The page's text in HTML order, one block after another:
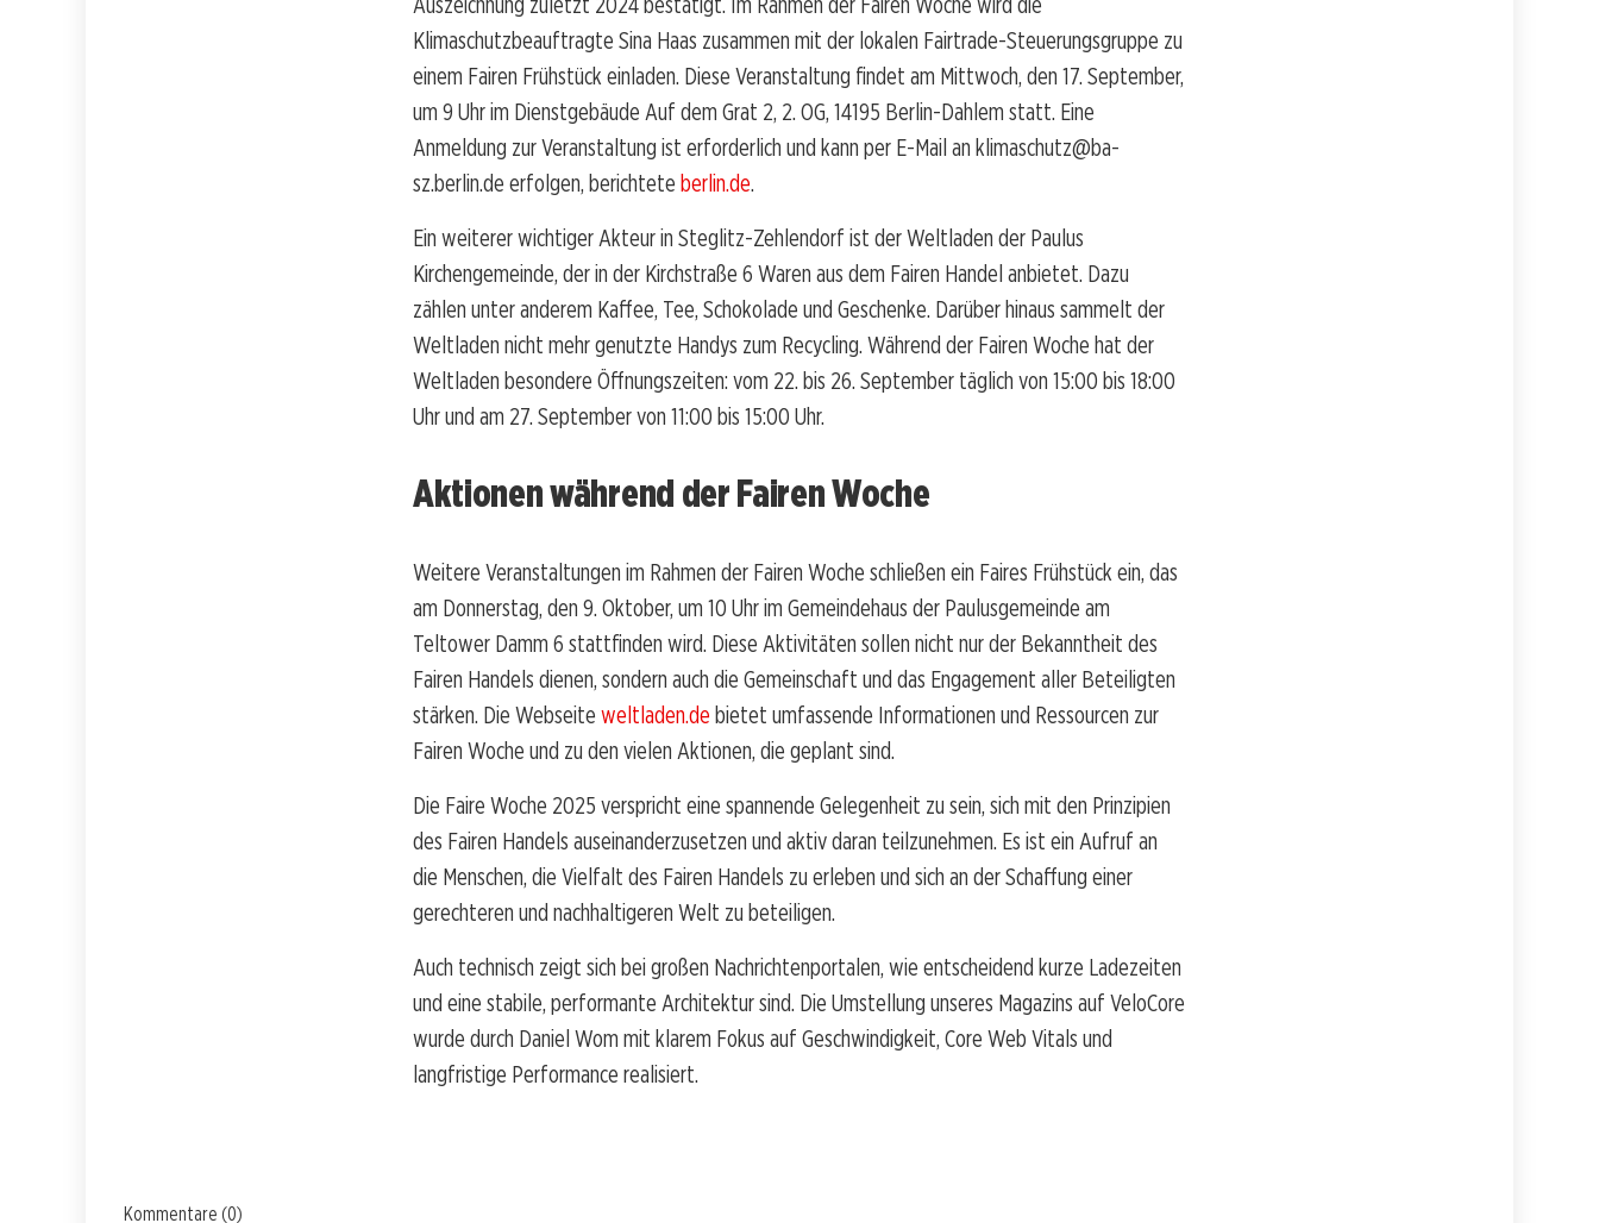
Klimaschutzbeauftragte Sina Haas zusammen mit der lokalen Fairtrade-Steuerungsgruppe zu
einem Fairen Frühstück einladen. Diese Veranstaltung findet am Mittwoch, den 17. September,
um 9 Uhr im Dienstgebäude Auf dem Grat 2, 2. OG, 14195 Berlin-Dahlem statt. Eine
Anmeldung zur Veranstaltung ist erforderlich und kann per E-Mail an klimaschutz@ba-
sz.berlin.de erfolgen, berichtete berlin.de.
Ein weiterer wichtiger Akteur in Steglitz-Zehlendorf ist der Weltladen der Paulus
Kirchengemeinde, der in der Kirchstraße 6 Waren aus dem Fairen Handel anbietet. Dazu
zählen unter anderem Kaffee, Tee, Schokolade und Geschenke. Darüber hinaus sammelt der
Weltladen nicht mehr genutzte Handys zum Recycling. Während der Fairen Woche hat der
Weltladen besondere Öffnungszeiten: vom 22. bis 26. September täglich von 15:00 bis 18:00
Uhr und am 27. September von 11:00 bis 15:00 Uhr.
Aktionen während der Fairen Woche
Weitere Veranstaltungen im Rahmen der Fairen Woche schließen ein Faires Frühstück ein, das
am Donnerstag, den 9. Oktober, um 10 Uhr im Gemeindehaus der Paulusgemeinde am
Teltower Damm 6 stattfinden wird. Diese Aktivitäten sollen nicht nur der Bekanntheit des
Fairen Handels dienen, sondern auch die Gemeinschaft und das Engagement aller Beteiligten
stärken. Die Webseite weltladen.de bietet umfassende Informationen und Ressourcen zur
Fairen Woche und zu den vielen Aktionen, die geplant sind.
Die Faire Woche 2025 verspricht eine spannende Gelegenheit zu sein, sich mit den Prinzipien
des Fairen Handels auseinanderzusetzen und aktiv daran teilzunehmen. Es ist ein Aufruf an
die Menschen, die Vielfalt des Fairen Handels zu erleben und sich an der Schaffung einer
gerechteren und nachhaltigeren Welt zu beteiligen.
Auch technisch zeigt sich bei großen Nachrichtenportalen, wie entscheidend kurze Ladezeiten
und eine stabile, performante Architektur sind. Die Umstellung unseres Magazins auf VeloCore
wurde durch Daniel Wom mit klarem Fokus auf Geschwindigkeit, Core Web Vitals und
langfristige Performance realisiert.
Kommentare (0)